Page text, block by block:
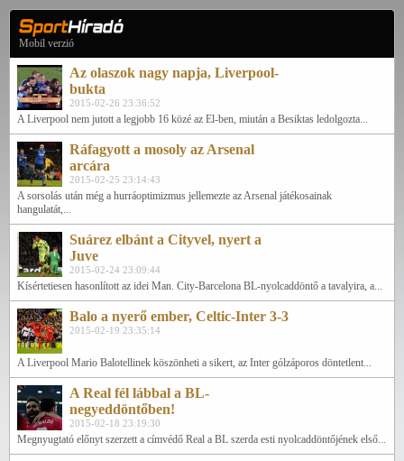
Mobil verzió
Az olaszok nagy napja, Liverpool-
bukta
2015-02-26 23:36:52
A Liverpool nem jutott a legjobb 16 közé az El-ben, miután a Besiktas ledolgozta...
Ráfagyott a mosoly az Arsenal
arcára
2015-02-25 23:14:43
A sorsolás után még a hurráoptimizmus jellemezte az Arsenal játékosainak
hangulatát,...
Suárez elbánt a Cityvel, nyert a
Juve
2015-02-24 23:09:44
Kísértetiesen hasonlított az idei Man. City-Barcelona BL-nyolcaddöntő a tavalyira, a...
Balo a nyerő ember, Celtic-Inter 3-3
2015-02-19 23:35:14
A Liverpool Mario Balotellinek köszönheti a sikert, az Inter gólzáporos döntetlent...
A Real fél lábbal a BL-
negyeddöntőben!
2015-02-18 23:19:30
Megnyugtató előnyt szerzett a címvédő Real a BL szerda esti nyolcaddöntőjének első...